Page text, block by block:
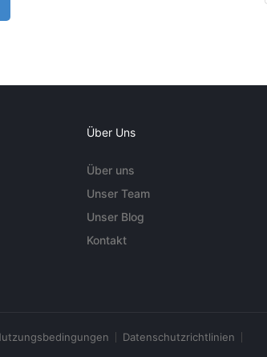
Über Uns
Über uns
Unser Team
Unser Blog
Kontakt
Datenschutzrichtlinien